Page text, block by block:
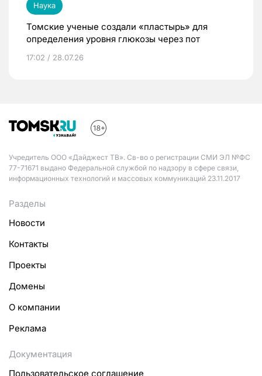
Наука
Томские ученые создали «пластырь» для
определения уровня глюкозы через пот
17:02 / 28.07.26
Учредитель ООО «Дайджест ТВ». Св-во о регистрации СМИ ЭЛ №ФС
77-71671 выдано Федеральной службой по надзору в сфере связи,
информационных технологий и массовых коммуникаций 23.11.2017
Разделы
Новости
Контакты
Проекты
Домены
О компании
Реклама
Документация
Пользовательское соглашение